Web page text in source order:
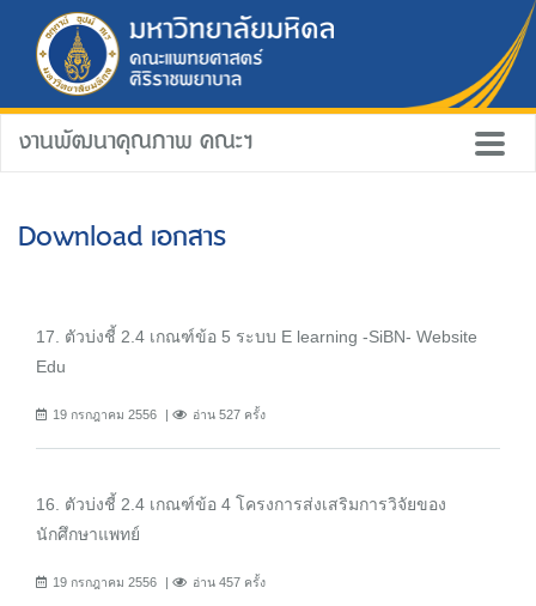
งานพัฒนาคุณภาพ คณะฯ
Download เอกสาร
17. ตัวบ่งชี้ 2.4 เกณฑ์ข้อ 5 ระบบ E learning -SiBN- Website
Edu
19 กรกฎาคม 2556 อ่าน 527 ครั้ง
16. ตัวบ่งชี้ 2.4 เกณฑ์ข้อ 4 โครงการส่งเสริมการวิจัยของ
นักศึกษาแพทย์
19 กรกฎาคม 2556 อ่าน 457 ครั้ง